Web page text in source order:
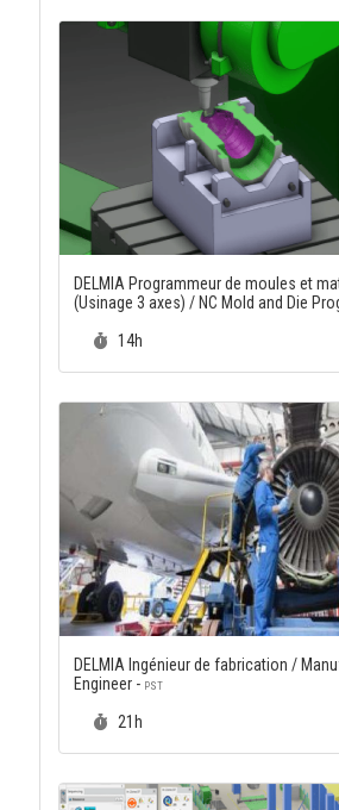
DELMIA Programmeur de moules et
Durée :
14h
DELMIA Ingénieur de fabrication / Manufacturing
Engineer - PST
Durée :
21h